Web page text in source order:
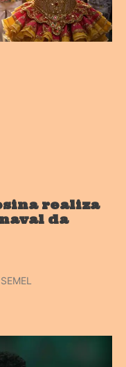
realiza
da